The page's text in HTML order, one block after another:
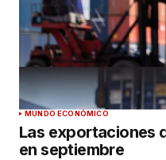
MUNDO ECONÓMICO
Las exportaciones
en septiembre